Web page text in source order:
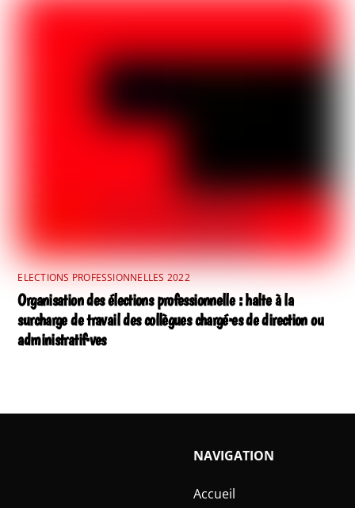
ELECTIONS PROFESSIONNELLES 2022
Organisation des élections professionnelle : halte à la
surcharge de travail des collègues chargé·es de direction ou
administratif·ves
NAVIGATION
Accueil